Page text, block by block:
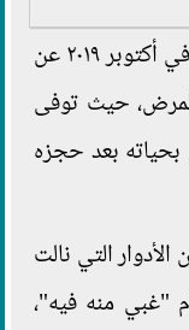
وكان طلعت زكريا قد رحل عن عالمنا في أكتوبر ٢٠١٩ عن
مع المرض، حيث توفى
بحياته بعد حجزه
التي نالت
"غبي منه فيه"،